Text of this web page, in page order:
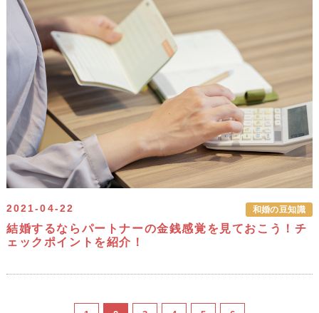
2021-04-22 和婚の豆知識
結婚するならパートナーの金銭感覚を見ておこう！チ
ェックポイントを紹介！